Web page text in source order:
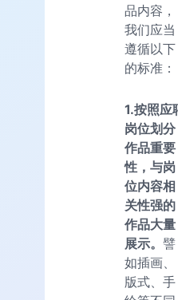
品内容，
我们应当
遵循以下
的标准：
1.按照应
岗位划分
作品重要
性，与岗
位内容相
关性强的
作品大量
展示。 譬
如插画、
版式、手